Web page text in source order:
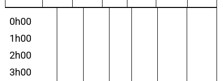
0h00
1h00
2h00
3h00